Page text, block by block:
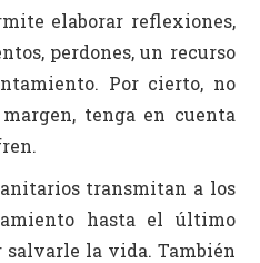
elaborar reflexiones,
perdones, un recurso
Por cierto, no
tenga en cuenta
transmitan a los
hasta el último
la vida. También